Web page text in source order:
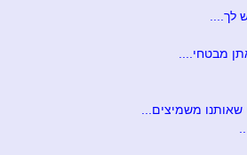
לך....
מבטחי....
משמיצים...